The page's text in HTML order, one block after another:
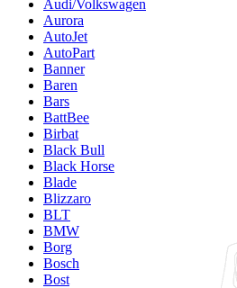
Audi/Volkswagen
Aurora
AutoJet
AutoPart
Banner
Baren
Bars
BattBee
Birbat
Black Bull
Black Horse
Blade
Blizzaro
BLT
BMW
Borg
Bosch
Bost